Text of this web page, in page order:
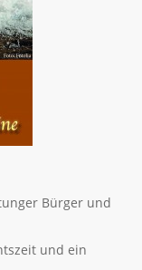
Bürger und
und ein